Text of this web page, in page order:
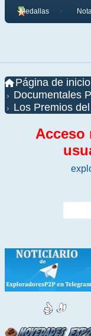
Medallas
Página de inicio
Documentales
Los Premios
Acceso